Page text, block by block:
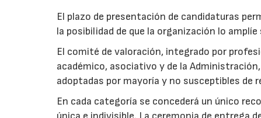
El plazo de presentación de candidaturas
la posibilidad de que la organización lo
El comité de valoración, integrado por
académico, asociativo y de la
adoptadas por mayoría y no susceptibles de
En cada categoría se concederá un único